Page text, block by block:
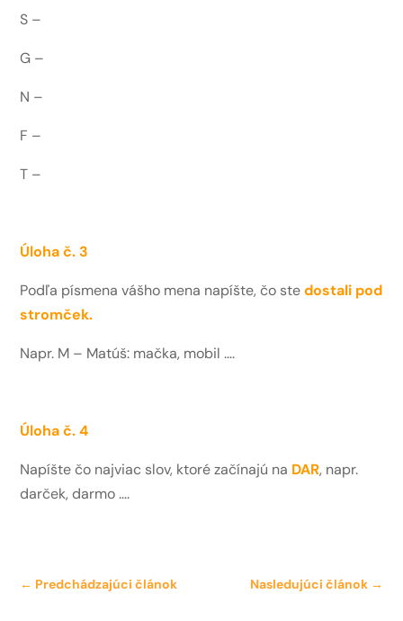
S –
G –
N –
F –
T –
Úloha č. 3
Podľa písmena vášho mena napíšte, čo stedostali pod
stromček.
Napr. M – Matúš: mačka, mobil ….
Úloha č. 4
Napíšte čo najviac slov, ktoré začínajú na DAR, napr.
darček, darmo ….
← Predchádzajúci článok Nasledujúci článok→